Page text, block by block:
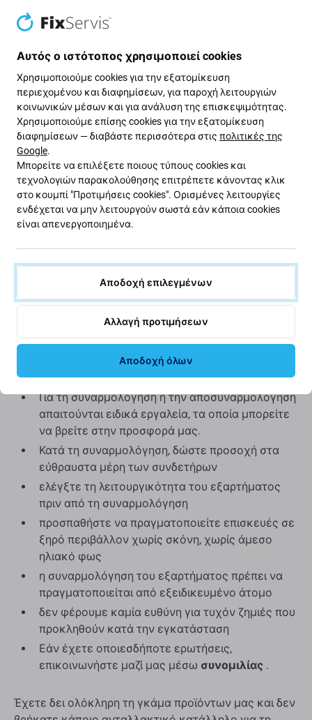
συσκευή σας Apple iPad Pro 12.9 (1st Gen 2015) , αυτό
είναι το εξάρτημα που χρειάζεστε για να
επαναφέρετε τη συσκευή σας σε πλήρη λειτουργία.
Ποιότητα ανταλλακτικών
Ποιότητα: Aftermarket- Τα ανταλλακτικά που
πωλούνται ως Aftermarket κατασκευάζονται
σύμφωνα με τα ίδια πρότυπα, προδιαγραφές και
υλικά με τα πρωτότυπα. Αυτό είναι ένα αντίγραφο
του πρωτότυπου και το ανταλλακτικό που
παραδίδεται ως Aftermarket ενδέχεται (σε ​​σπάνιες
περιπτώσεις) να έχει ελάχιστες διακυμάνσεις στη
λειτουργικότητα, την ποιότητα ή την εμφάνιση. Για να
μάθετε περισσότερα σχετικά με την ποιότητα,
ποιότητα με περισσότερες λεπτομέρειες.
Συναρμολόγηση και συμβουλές:
Για τη συναρμολόγηση ή την αποσυναρμολόγηση
απαιτούνται ειδικά εργαλεία, τα οποία μπορείτε
να βρείτε στην προσφορά μας.
Κατά τη συναρμολόγηση, δώστε προσοχή στα
εύθραυστα μέρη των συνδετήρων
ελέγξτε τη λειτουργικότητα του εξαρτήματος
πριν από τη συναρμολόγηση
προσπαθήστε να πραγματοποιείτε επισκευές σε
ξηρό περιβάλλον χωρίς σκόνη, χωρίς άμεσο
ηλιακό φως
η συναρμολόγηση του εξαρτήματος πρέπει να
πραγματοποιείται από εξειδικευμένο άτομο
δεν φέρουμε καμία ευθύνη για τυχόν ζημιές που
προκληθούν κατά την εγκατάσταση
Εάν έχετε οποιεσδήποτε ερωτήσεις,
επικοινωνήστε μαζί μας μέσω συνομιλίας .
Έχετε δει ολόκληρη τη γκάμα προϊόντων μας και δεν
Αυτός ο ιστότοπος χρησιμοποιεί cookies
Χρησιμοποιούμε cookies για την εξατομίκευση
περιεχομένου και διαφημίσεων, για παροχή λειτουργιών
κοινωνικών μέσων και για ανάλυση της επισκεψιμότητας.
Χρησιμοποιούμε επίσης cookies για την εξατομίκευση
διαφημίσεων — διαβάστε περισσότερα στις πολιτικές της
Google.
Μπορείτε να επιλέξετε ποιους τύπους cookies και
τεχνολογιών παρακολούθησης επιτρέπετε κάνοντας κλικ
στο κουμπί "Προτιμήσεις cookies". Ορισμένες λειτουργίες
ενδέχεται να μην λειτουργούν σωστά εάν κάποια cookies
είναι απενεργοποιημένα.
Αποδοχή επιλεγμένων
Αλλαγή προτιμήσεων
Αποδοχή όλων